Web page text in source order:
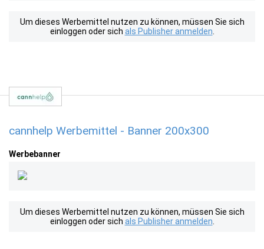
Um dieses Werbemittel nutzen zu können, müssen Sie sich
einloggen oder sich als Publisher anmelden
cannhelp Werbemittel - Banner 200x300
Werbebanner
Um dieses Werbemittel nutzen zu können, müssen Sie sich
einloggen oder sich als Publisher anmelden